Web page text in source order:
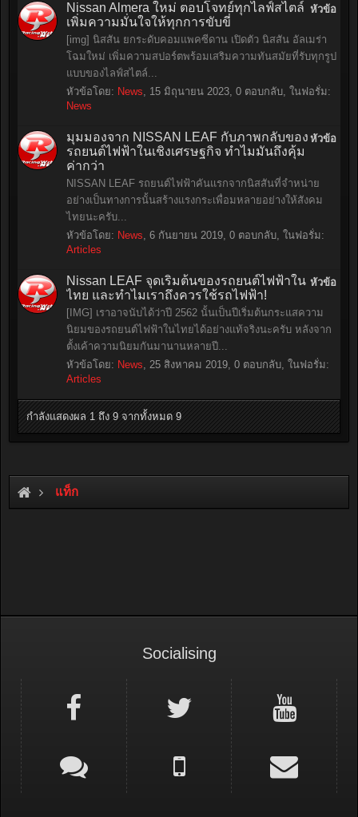
หัวข้อ
Nissan Almera ใหม่ ตอบโจทย์ทุกไลฟ์สไตล์
เพิ่มความมั่นใจให้ทุกการขับขี่
[img] นิสสัน ยกระดับคอมแพคซีดาน เปิดตัว นิสสัน อัลเมร่า
โฉมใหม่ เพิ่มความสปอร์ตพร้อมเสริมความทันสมัยที่รับทุกรูป
แบบของไลฟ์สไตล์...
หัวข้อโดย: News, 15 มิถุนายน 2023, 0 ตอบกลับ, ในฟอรั่ม:
News
หัวข้อ
มุมมองจาก NISSAN LEAF กับภาพกลับของ
รถยนต์ไฟฟ้าในเชิงเศรษฐกิจ ทำไมมันถึงคุ้ม
ค่ากว่า
NISSAN LEAF รถยนต์ไฟฟ้าคันแรกจากนิสสันที่จำหน่าย
อย่างเป็นทางการนั้นสร้างแรงกระเพื่อมหลายอย่างให้สังคม
ไทยนะครับ...
หัวข้อโดย: News, 6 กันยายน 2019, 0 ตอบกลับ, ในฟอรั่ม:
Articles
หัวข้อ
Nissan LEAF จุดเริ่มต้นของรถยนต์ไฟฟ้าใน
ไทย และทำไมเราถึงควรใช้รถไฟฟ้า!
[IMG] เราอาจนับได้ว่าปี 2562 นั้นเป็นปีเริ่มต้นกระแสความ
นิยมของรถยนต์ไฟฟ้าในไทยได้อย่างแท้จริงนะครับ หลังจาก
ตั้งเค้าความนิยมกันมานานหลายปี...
หัวข้อโดย: News, 25 สิงหาคม 2019, 0 ตอบกลับ, ในฟอรั่ม:
Articles
กำลังแสดงผล 1 ถึง 9 จากทั้งหมด 9
แท็ก
Socialising